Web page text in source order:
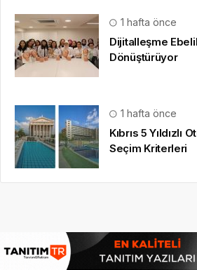
1 hafta önce
Dijitalleşme
Dönüştürüyor
1 hafta önce
Kıbrıs 5 Yıldızlı
Seçim Kriterleri